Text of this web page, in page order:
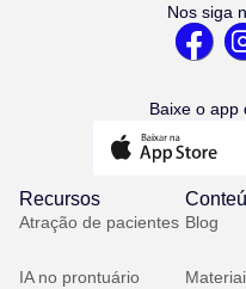
Nos siga
Baixe o app
Recursos
Atração de pacientes
IA no prontuário
Blog